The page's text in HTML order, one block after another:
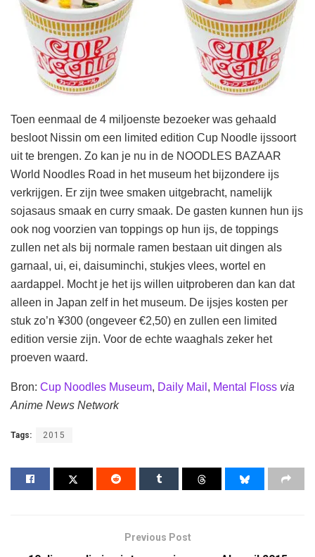
Toen eenmaal de 4 miljoenste bezoeker was gehaald
besloot Nissin om een limited edition Cup Noodle ijssoort
uit te brengen. Zo kan je nu in de NOODLES BAZAAR
World Noodles Road in het museum het bijzondere ijs
verkrijgen. Er zijn twee smaken uitgebracht, namelijk
sojasaus smaak en curry smaak. De gasten kunnen hun ijs
ook nog voorzien van toppings op hun ijs, de toppings
zullen net als bij normale ramen bestaan uit dingen als
garnaal, ui, ei, daisuminchi, stukjes vlees, wortel en
aardappel. Mocht je het ijs willen uitproberen dan kan dat
alleen in Japan zelf in het museum. De ijsjes kosten per
stuk zo’n ¥300 (ongeveer €2,50) en zullen een limited
edition versie zijn. Voor de echte waaghals zeker het
proeven waard.
Bron: Cup Noodles Museum, Daily Mail , Mental Floss via
Anime News Network
Tags: 2015
Previous Post